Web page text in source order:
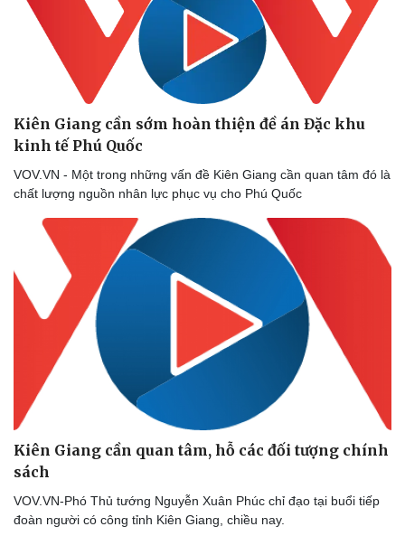
Bóng đá
Lịch thi đấu bóng đá
Thế giới thể thao
eSports
Ô tô - Xe máy
Ô tô
Kiên Giang cần sớm hoàn thiện đề án Đặc khu
kinh tế Phú Quốc
VOV.VN - Một trong những vấn đề Kiên Giang cần quan tâm đó là
chất lượng nguồn nhân lực phục vụ cho Phú Quốc
Kiên Giang cần quan tâm, hỗ các đối tượng chính
sách
VOV.VN-Phó Thủ tướng Nguyễn Xuân Phúc chỉ đạo tại buổi tiếp
đoàn người có công tỉnh Kiên Giang, chiều nay.